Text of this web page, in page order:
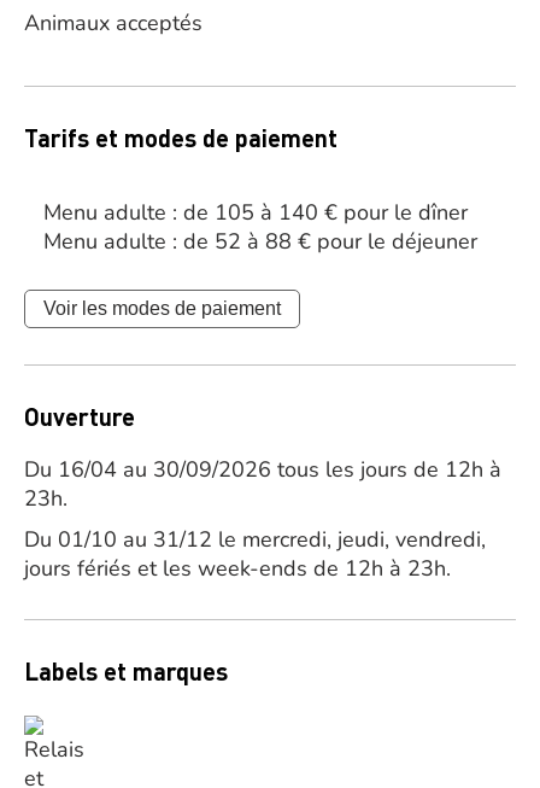
Animaux acceptés
Tarifs et modes de paiement
Menu adulte : de 105 à 140 € pour le dîner
Menu adulte : de 52 à 88 € pour le déjeuner
Voir les modes de paiement
Ouverture
Du 16/04 au 30/09/2026 tous les jours de 12h à
23h.
Du 01/10 au 31/12 le mercredi, jeudi, vendredi,
jours fériés et les week-ends de 12h à 23h.
Labels et marques